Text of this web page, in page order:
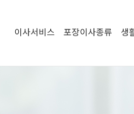
이사서비스 포장이사종류 생